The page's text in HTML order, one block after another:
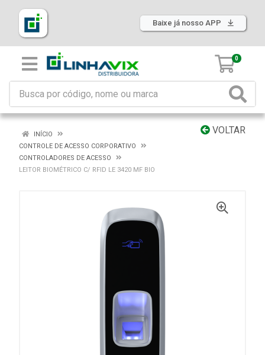
Baixe já nosso APP
0
VOLTAR
INÍCIO
CONTROLE DE ACESSO CORPORATIVO
CONTROLADORES DE ACESSO
LEITOR BIOMÉTRICO C/ RFID LE 3420 MF BIO